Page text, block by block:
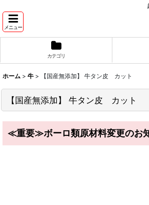
メニュー
カテゴリ
ホーム > 牛 > 【国産無添加】 牛タン皮 カット
【国産無添加】 牛タン皮 カット
≪重要≫ボーロ類原材料変更のお